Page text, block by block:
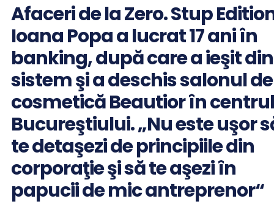
Afaceri de la Zero. Stup
Ioana Popa a lucrat 17 ani în
banking, după care a ieşit din
sistem şi a deschis salonul de
cosmetică Beautior în centrul
Bucureştiului. „Nu este uşor
te detaşezi de principiile din
corporaţie şi să te aşezi în
papucii de mic antreprenor“